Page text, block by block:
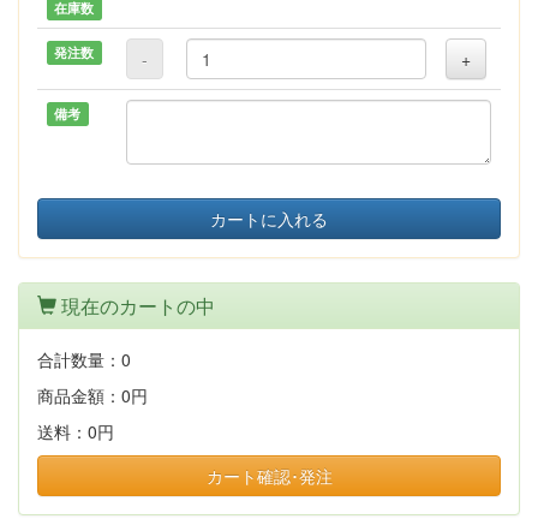
在庫数
発注数 - +
備考
カートに入れる
現在のカートの中
合計数量： 0
商品金額： 0円
送料： 0円
カート確認･発注